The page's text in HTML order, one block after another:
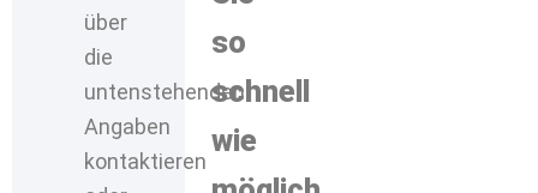
über
die
untenstehenden
Angaben
kontaktieren
so
schnell
wie